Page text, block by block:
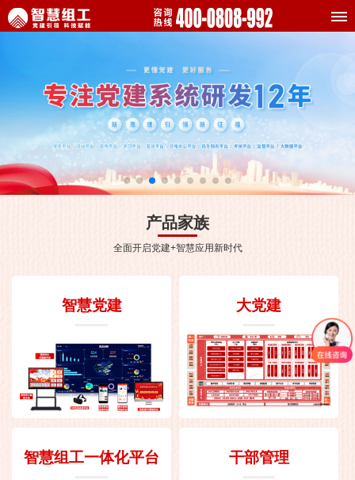
产品家族
全面开启党建+智慧应用新时代
智慧党建 大党建
智慧组工一体化平台 干部管理